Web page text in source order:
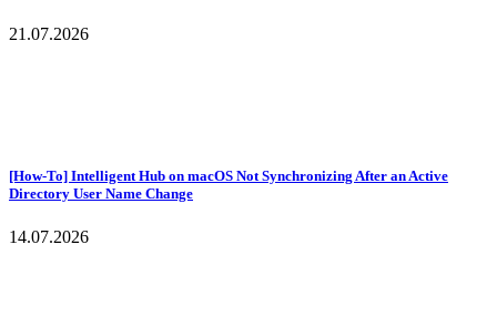
21.07.2026
[How-To] Intelligent Hub on macOS Not Synchronizing After an Active
Directory User Name Change
14.07.2026